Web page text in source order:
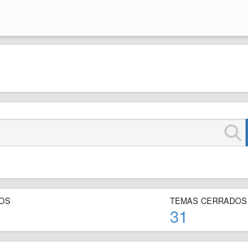
TEMAS CERRADOS
31